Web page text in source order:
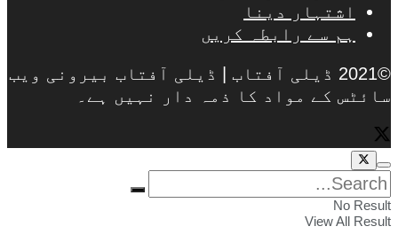
اشتہار دینا
ہم سے رابطہ کریں
©2021 ڈیلی آفتاب | ڈیلی آفتاب بیرونی ویب
سائٹس کے مواد کا ذمہ دار نہیں ہے۔
No Result
View All Result